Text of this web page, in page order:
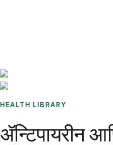
HEALTH LIBRARY
ॲन्टिपायरीन